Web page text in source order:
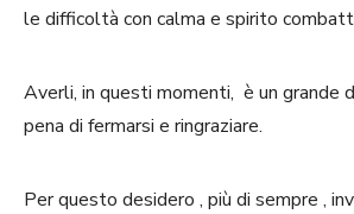
le difficoltà con calma e spirito
Averli, in questi momenti, è un grande
pena di fermarsi e ringraziare.
Per questo desidero , più di sempre ,